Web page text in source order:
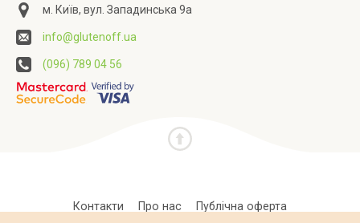
м. Київ, вул. Западинська 9а
info@glutenoff.ua
(096) 789 04 56
Контакти Про нас Публічна оферта